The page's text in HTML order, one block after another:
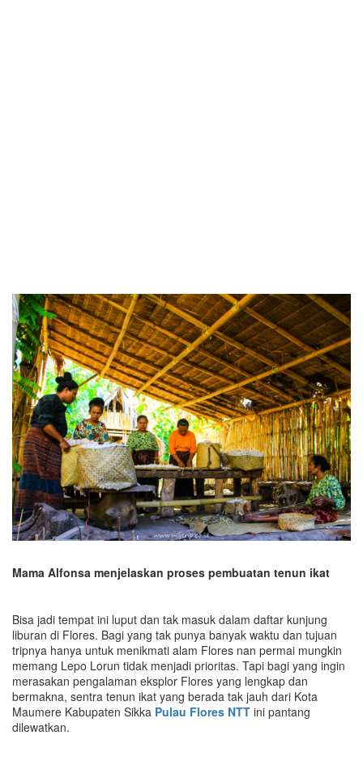
Mama Alfonsa menjelaskan proses pembuatan tenun ikat
Bisa jadi tempat ini luput dan tak masuk dalam daftar kunjung
liburan di Flores. Bagi yang tak punya banyak waktu dan tujuan
tripnya hanya untuk menikmati alam Flores nan permai mungkin
memang Lepo Lorun tidak menjadi prioritas. Tapi bagi yang ingin
merasakan pengalaman eksplor Flores yang lengkap dan
bermakna, sentra tenun ikat yang berada tak jauh dari Kota
Maumere Kabupaten Sikka Pulau Flores NTT ini pantang
dilewatkan.